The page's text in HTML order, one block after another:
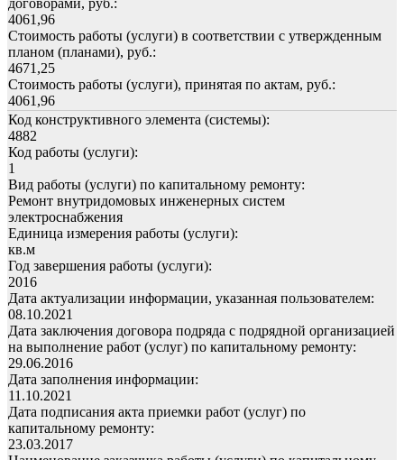
4061,96
Стоимость работы (услуги) в соответствии с утвержденным
планом (планами), руб.:
4671,25
Стоимость работы (услуги), принятая по актам, руб.:
4061,96
Код конструктивного элемента (системы):
4882
Код работы (услуги):
1
Вид работы (услуги) по капитальному ремонту:
Ремонт внутридомовых инженерных систем
электроснабжения
Единица измерения работы (услуги):
кв.м
Год завершения работы (услуги):
2016
Дата актуализации информации, указанная пользователем:
08.10.2021
Дата заключения договора подряда с подрядной организацией
на выполнение работ (услуг) по капитальному ремонту:
29.06.2016
Дата заполнения информации:
11.10.2021
Дата подписания акта приемки работ (услуг) по
капитальному ремонту:
23.03.2017